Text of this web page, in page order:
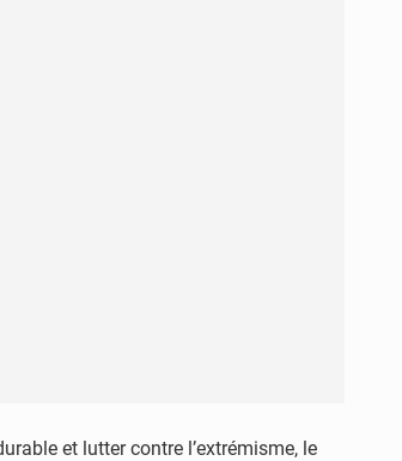
et lutter contre l’extrémisme, le